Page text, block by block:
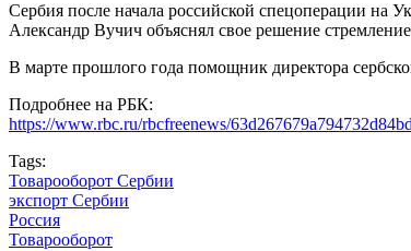
Сербия после начала российской спецоперации на
Александр Вучич объяснял свое решение
В марте прошлого года помощник директора
Подробнее на РБК:
https://www.rbc.ru/rbcfreenews/
Tags:
Товарооборот Сербии
экспорт Сербии
Россия
Товарооборот